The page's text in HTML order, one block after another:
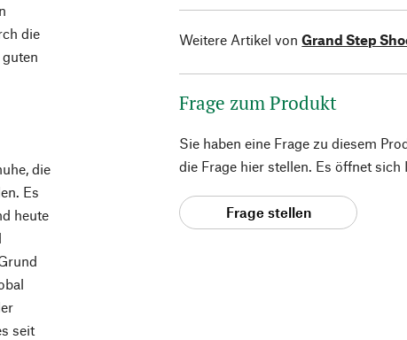
die
die
Es
heute
seit
Weitere Artikel von Grand Step
Frage zum Produkt
Sie haben eine Frage zu diesem
die Frage hier stellen. Es öffnet
Frage stellen